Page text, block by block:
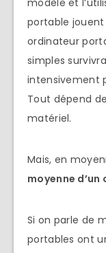
modèle et
portable jouent
ordinateur
simples
intensivement
Tout dépend
matériel.
Mais, en
moyenne
Si on parle de
portables ont